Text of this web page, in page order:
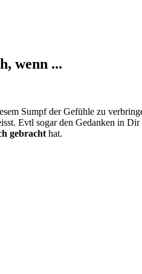
wenn ...
Sumpf der Gefühle zu
Evtl sogar den Gedanken in Dir
gebracht hat.